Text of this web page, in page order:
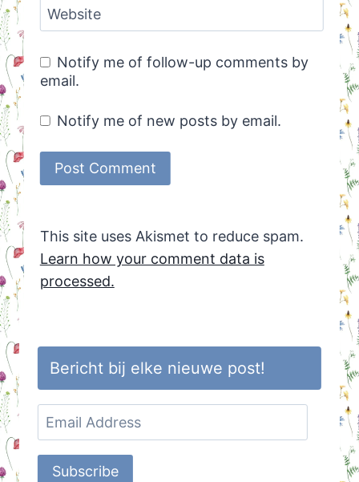
Website
Notify me of follow-up comments by
email.
Notify me of new posts by email.
This site uses Akismet to reduce spam.
Learn how your comment data is
processed.
Bericht bij elke nieuwe post!
Email
Address
Subscribe